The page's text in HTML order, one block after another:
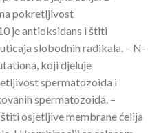
pokretljivost
je antioksidans i štiti
slobodnih radikala. – N-
koji djeluje
spermatozoida i
spermatozoida. –
osjetljive membrane ćelija